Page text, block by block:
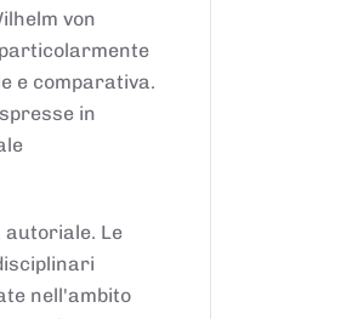
von
e comparativa.
in
Le
nell'ambito